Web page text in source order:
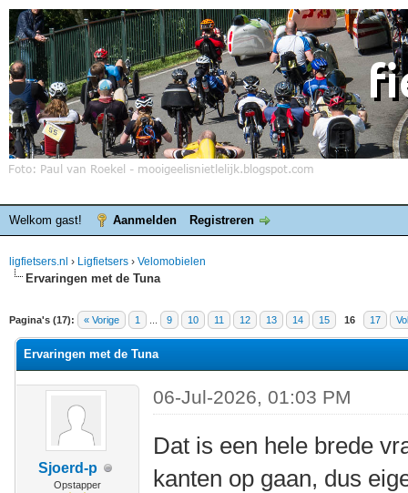
Welkom gast! Aanmelden Registreren
ligfietsers.nl › Ligfietsers › Velomobielen
Ervaringen met de Tuna
Pagina's (17): « Vorige 1 9 10 11 12 13 14 15 16 17
waardering is 5
Ervaringen met de Tuna
Sjoerd-p
Opstapper
06-Jul-2026, 01:03 PM
Dat is een hele brede
kanten op gaan, dus